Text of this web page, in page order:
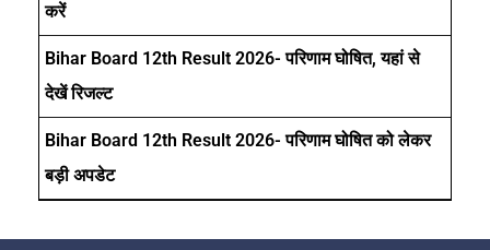
करें
Bihar Board 12th Result 2026- परिणाम घोषित, यहां से
देखें रिजल्ट
Bihar Board 12th Result 2026- परिणाम घोषित को लेकर
बड़ी अपडेट